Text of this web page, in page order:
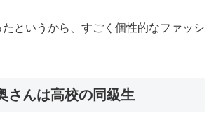
というから、すごく個性的なファッシ
さんは高校の同級生